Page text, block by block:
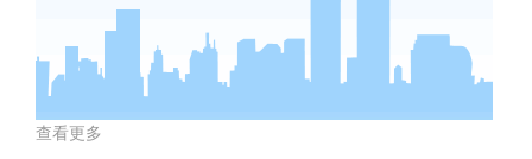
查看更多